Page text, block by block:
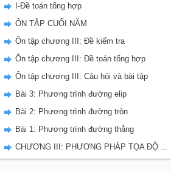
I-Đề toán tổng hợp
ÔN TẬP CUỐI NĂM
Ôn tập chương III: Đề kiểm tra
Ôn tập chương III: Đề toán tổng hợp
Ôn tập chương III: Câu hỏi và bài tập
Bài 3: Phương trình đường elip
Bài 2: Phương trình đường tròn
Bài 1: Phương trình đường thẳng
CHƯƠNG III: PHƯƠNG PHÁP TỌA ĐỘ TRONG MẶT PHẲNG